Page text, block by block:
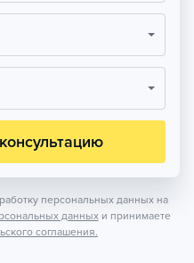
персональных данных на
данных и принимаете
соглашения.